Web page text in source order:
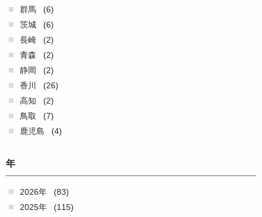
群馬
(6)
茨城
(6)
長崎
(2)
青森
(2)
静岡
(2)
香川
(26)
高知
(2)
鳥取
(7)
鹿児島
(4)
年
2026年
(83)
2025年
(115)